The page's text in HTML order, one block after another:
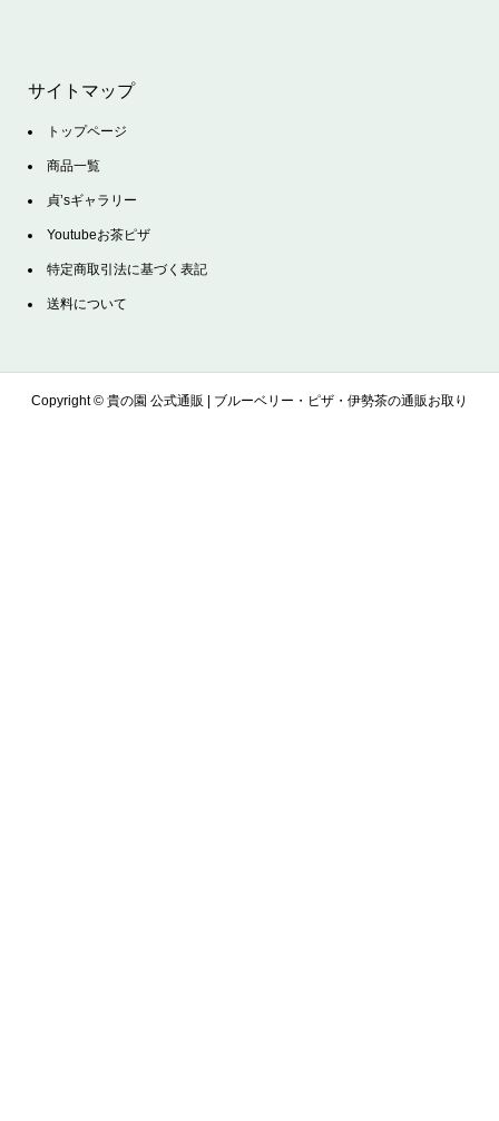
サイトマップ
トップページ
商品一覧
貞’sギャラリー
Youtubeお茶ピザ
特定商取引法に基づく表記
送料について
Copyright © 貴の園 公式通販 | ブルーベリー・ピザ・伊勢茶の通販お取り